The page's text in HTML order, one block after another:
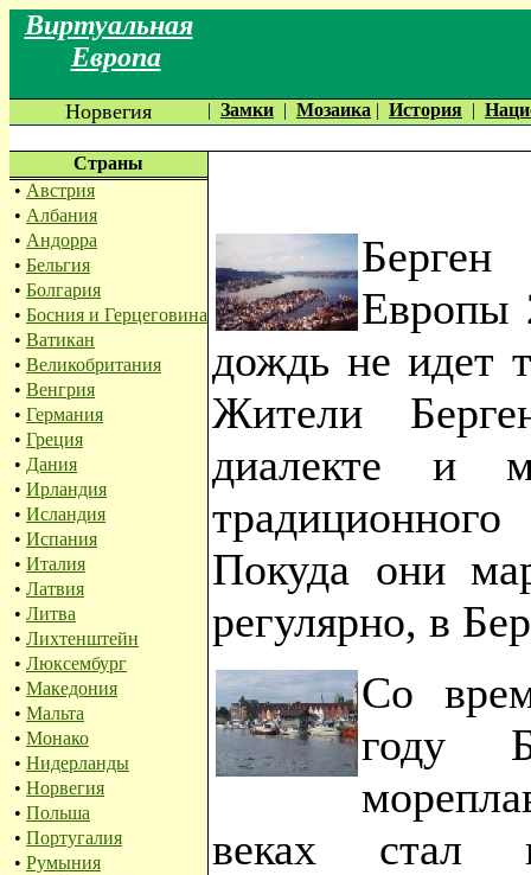
Виртуальная
Европа
Норвегия | Замки | Мозаика | История |
Страны
• Австрия
• Албания
• Андорра
• Бельгия
• Болгария
• Босния и Герцеговина
• Ватикан
• Великобритания
• Венгрия
• Германия
• Греция
• Дания
• Ирландия
• Исландия
• Испания
• Италия
• Латвия
• Литва
• Лихтенштейн
• Люксембург
• Македония
• Мальта
• Монако
• Нидерланды
• Норвегия
• Польша
• Португалия
• Румыния
Берген
Европы
дождь не идет
Жители
диалекте и
Покуда они
регулярно, в
Со
году
веках стал